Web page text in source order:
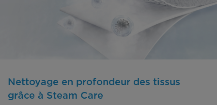
Nettoyage en profondeur des tissus
grâce à Steam Care